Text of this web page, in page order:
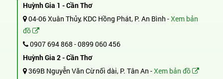
Huỳnh Gia 1 - Cần Thơ
04-06 Xuân Thủy, KDC Hồng Phát, P. An Bình -Xem bản
đồ
0907 694 868 -0899 060 456
Huỳnh Gia 2 - Cần Thơ
369B Nguyễn Văn Cừ nối dài, P. Tân An -Xem bản đồ